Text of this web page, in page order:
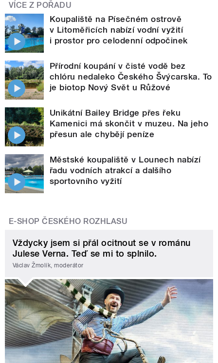
VÍCE Z POŘADU
Koupaliště na Písečném ostrově
v Litoměřicích nabízí vodní vyžití
i prostor pro celodenní odpočinek
Přírodní koupání v čisté vodě bez
chlóru nedaleko Českého Švýcarska. To
je biotop Nový Svět u Růžové
Unikátní Bailey Bridge přes řeku
Kamenici má skončit v muzeu. Na jeho
přesun ale chybějí peníze
Městské koupaliště v Lounech nabízí
řadu vodních atrakcí a dalšího
sportovního vyžití
E-SHOP ČESKÉHO ROZHLASU
Vždycky jsem si přál ocitnout se v románu
Julese Verna. Teď se mi to splnilo.
Václav Žmolík, moderátor